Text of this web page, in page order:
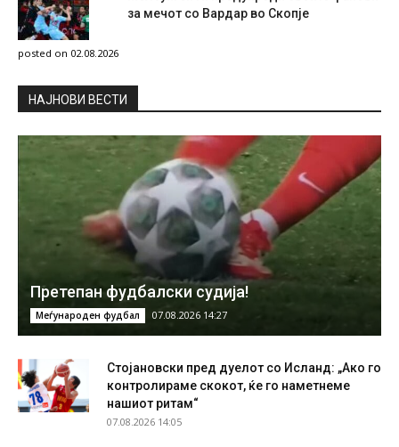
за мечот со Вардар во Скопје
posted on 02.08.2026
НAЈНОВИ ВЕСТИ
Претепан фудбалски судија!
Меѓународен фудбал 07.08.2026 14:27
Стојановски пред дуелот со Исланд: „Ако го
контролираме скокот, ќе го наметнеме
нашиот ритам“
07.08.2026 14:05